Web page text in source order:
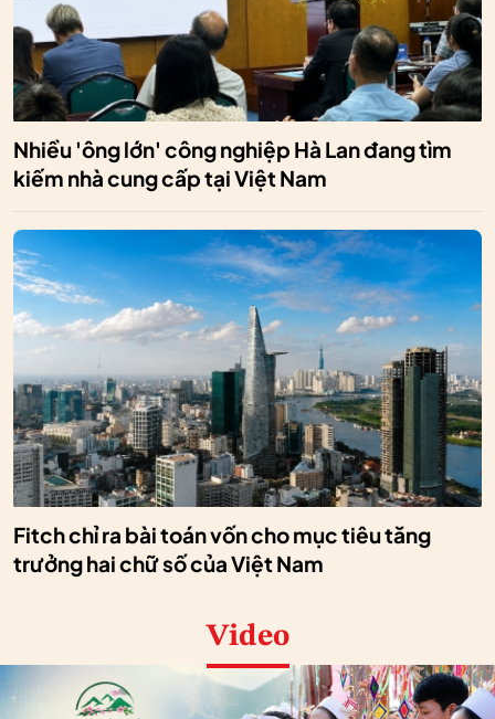
Nhiều 'ông lớn' công nghiệp Hà Lan đang tìm
kiếm nhà cung cấp tại Việt Nam
Fitch chỉ ra bài toán vốn cho mục tiêu tăng
trưởng hai chữ số của Việt Nam
Video